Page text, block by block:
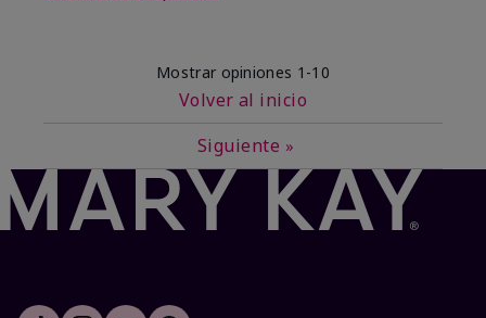
Mostrar opiniones 1-10
Volver al inicio
Siguiente »